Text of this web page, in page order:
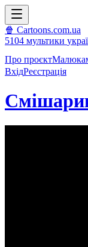
🍿 Cartoons.com.ua
5104 мультики
Про проєкт
ВхідРеєстрація